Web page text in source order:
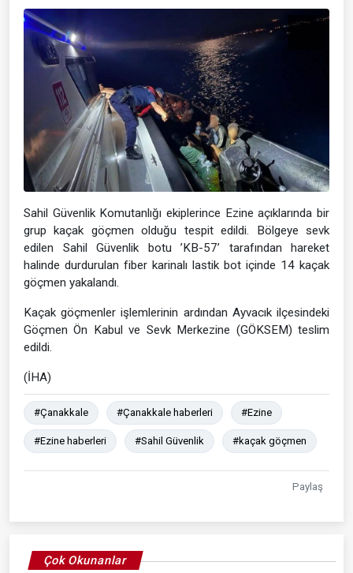
Sahil Güvenlik Komutanlığı ekiplerince Ezine açıklarında bir
grup kaçak göçmen olduğu tespit edildi. Bölgeye sevk
edilen Sahil Güvenlik botu ’KB-57’ tarafından hareket
halinde durdurulan fiber karinalı lastik bot içinde 14 kaçak
göçmen yakalandı.
Kaçak göçmenler işlemlerinin ardından Ayvacık ilçesindeki
Göçmen Ön Kabul ve Sevk Merkezine (GÖKSEM) teslim
edildi.
(İHA)
#Çanakkale #Çanakkale haberleri #Ezine
#Ezine haberleri #Sahil Güvenlik #kaçak göçmen
Paylaş
Çok Okunanlar